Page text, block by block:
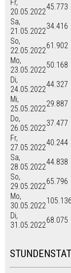
Fr,
20.05.2022
45.773
Sa,
21.05.2022
34.416
So,
22.05.2022
61.902
Mo,
23.05.2022
50.168
Di,
24.05.2022
44.327
Mi,
25.05.2022
29.887
Do,
26.05.2022
37.477
Fr,
27.05.2022
40.244
Sa,
28.05.2022
44.838
So,
29.05.2022
65.796
Mo,
30.05.2022
105.136
Di,
31.05.2022
68.075